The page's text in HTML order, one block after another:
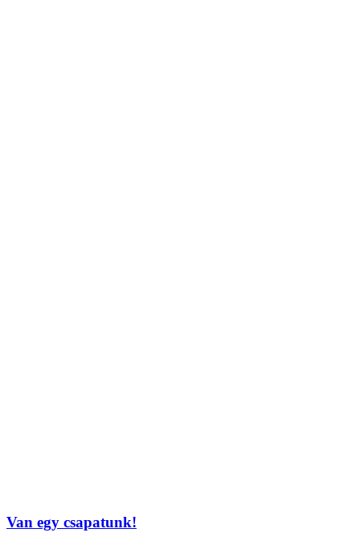
Van egy csapatunk!